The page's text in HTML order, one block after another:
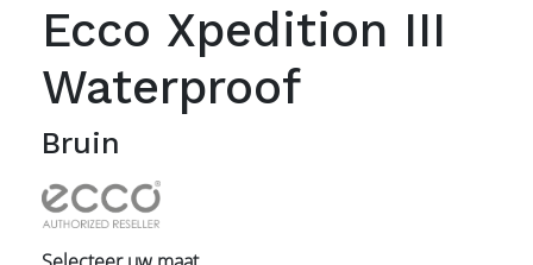
Ecco Xpedition III
Waterproof
Bruin